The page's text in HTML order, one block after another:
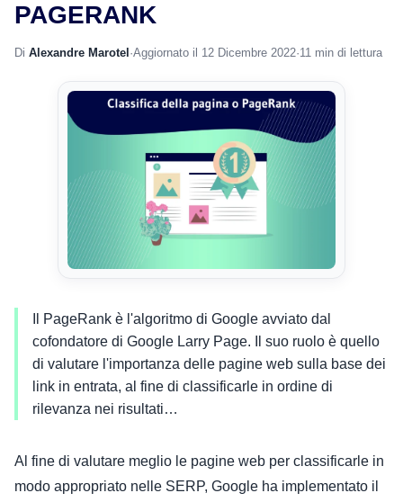
PAGERANK
Di Alexandre Marotel ·Aggiornato il 12 Dicembre 2022·11 min di lettura
Il PageRank è l'algoritmo di Google avviato dal
cofondatore di Google Larry Page. Il suo ruolo è quello
di valutare l'importanza delle pagine web sulla base dei
link in entrata, al fine di classificarle in ordine di
rilevanza nei risultati…
Al fine di valutare meglio le pagine web per classificarle in
modo appropriato nelle SERP, Google ha implementato il